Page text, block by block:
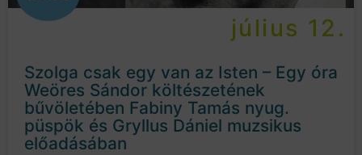
július 12.
Szolga csak egy van az Isten – Egy óra
Weöres Sándor költészetének
bűvöletében Fabiny Tamás nyug.
püspök és Gryllus Dániel muzsikus
előadásában